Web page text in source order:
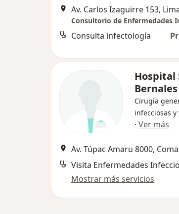
Av. Carlos Izaguirre 153,
Consulta infectología
Hospital
Bernales
Cirugía
infecciosas
· Ver más
Av. Túpac Amaru 8000,
Visita Enfermedades
Mostrar más servicios